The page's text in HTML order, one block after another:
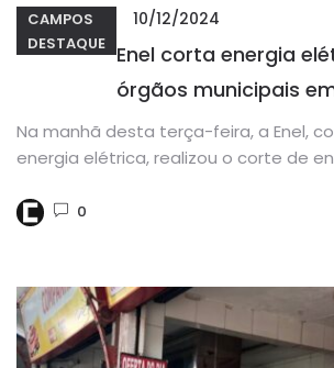
CAMPOS
DESTAQUE
10/12/2024
Enel corta energia
órgãos municipais
Na manhã desta terça-feira, a Enel,
energia elétrica, realizou o corte de
0